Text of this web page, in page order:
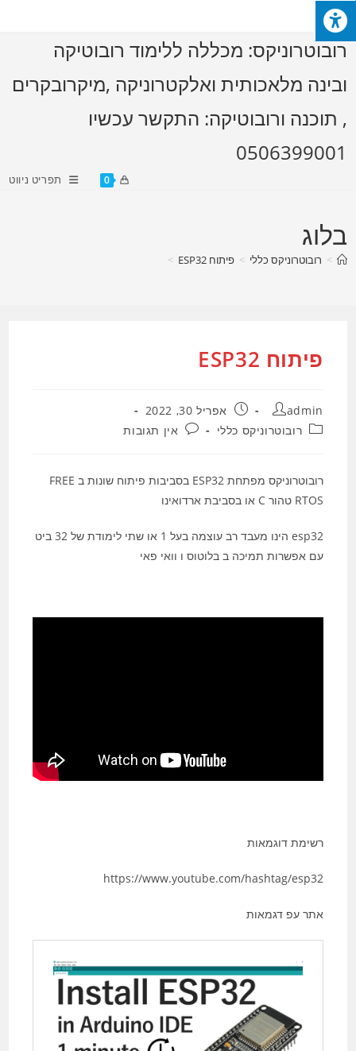
Skip
to
content
רובוטרוניקס: מכללה ללימוד רובוטיקה
ובינה מלאכותית ואלקטרוניקה ,מיקרובקרים
, תוכנה ורובוטיקה: התקשר עכשיו
0506399001
0 תפריט ניווט
בלוג
> רובוטרוניקס כללי > פיתוח ESP32 >
פיתוח ESP32
מחבר:
admin פורסם:אפריל 30, 2022
קטגוריה:רובוטרוניקס כללי תגובות:אין תגובות
רובוטרוניקס מפתחת ESP32 בסביבות פיתוח שונות ב FREE
RTOS טהור C או בסביבת ארדואינו
esp32 הינו מעבד רב עוצמה בעל 1 או שתי לימודת של 32 ביט
עם אפשרות תמיכה ב בלוטוס ו וואי פאי
רשימת דוגמאות
https://www.youtube.com/hashtag/esp32
אתר עפ דגמאות